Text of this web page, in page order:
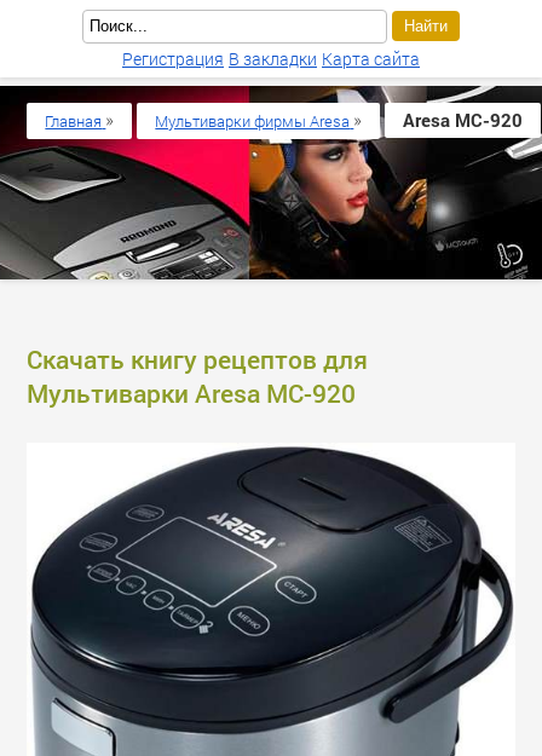
Скачать книгу рецептов для
Мультиварки Aresa MC-920
Главная » Мультиварки фирмы Aresa » Aresa MC-920
Регистрация В закладки Карта сайта